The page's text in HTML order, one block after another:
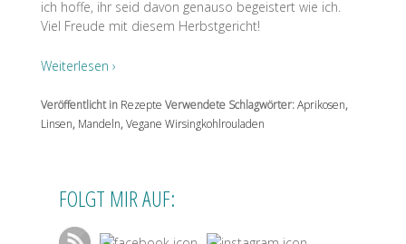
ich hoffe, ihr seid davon genauso begeistert wie ich.
Viel Freude mit diesem Herbstgericht!
Weiterlesen ›
Veröffentlicht in Rezepte Verwendete Schlagwörter:Aprikosen,
Linsen, Mandeln,Vegane Wirsingkohlrouladen
FOLGT MIR AUF: